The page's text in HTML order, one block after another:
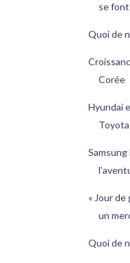
se
Quoi de
Corée
Hyundai
Toyota
« Jour de
un
Quoi de